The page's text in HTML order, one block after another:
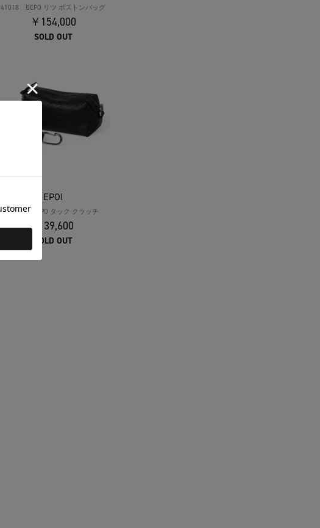
41018 BEPO リツ ボストンバッグ
￥154,000
SOLD OUT
EPOI
41141 BEPO タック クラッチ
￥39,600
SOLD OUT